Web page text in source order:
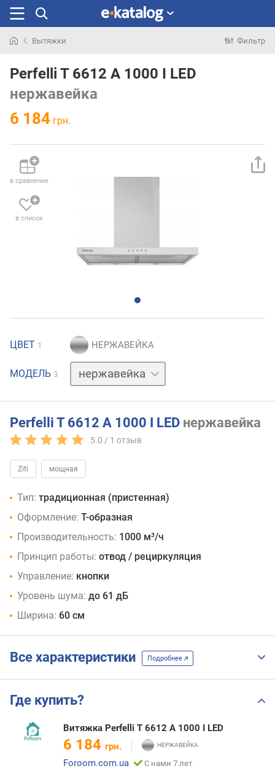
раньше
Вытяжки Фильтр
Perfelli T 6612 A 1000 I LED
нержавейка
6 184 грн.
в сравнение
в список
ЦВЕТ 1
МОДЕЛЬ 3
белый
черный
Perfelli T 6612 A 1000 I LED нержавейка
5.0 / 1 отзыв
Ziti мощная
Тип: традиционная (пристенная)
Оформление: Т-образная
Производительность: 1000 м³/ч
Принцип работы: отвод / рециркуляция
Управление: кнопки
Уровень шума: до 61 дБ
Ширина: 60 см
Все характеристики Подробнее
Где купить?
Витяжка Perfelli T 6612 A 1000 I LED
6 184 грн.
Foroom.com.ua
С нами 7 лет